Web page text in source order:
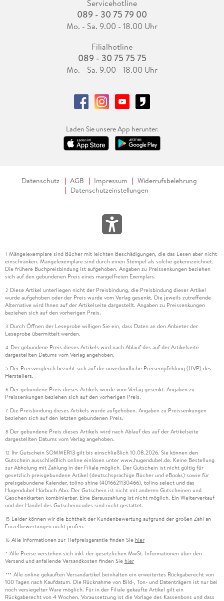
Servicehotline
089 - 30 75 79 00
Mo. - Sa. 9.00 - 18.00 Uhr
Filialhotline
089 - 30 75 75 75
Mo. - Sa. 9.00 - 18.00 Uhr
Laden Sie unsere App herunter.
Datenschutz AGB Impressum
Widerrufsbelehrung
Datenschutzeinstellungen
1 Mängelexemplare sind Bücher mit leichten Beschädigungen, die das Lesen aber nicht
einschränken. Mängelexemplare sind durch einen Stempel als solche gekennzeichnet.
Die frühere Buchpreisbindung ist aufgehoben. Angaben zu Preissenkungen beziehen
sich auf den gebundenen Preis eines mangelfreien Exemplars.
2 Diese Artikel unterliegen nicht der Preisbindung, die Preisbindung dieser Artikel
wurde aufgehoben oder der Preis wurde vom Verlag gesenkt. Die jeweils zutreffende
Alternative wird Ihnen auf der Artikelseite dargestellt. Angaben zu Preissenkungen
beziehen sich auf den vorherigen Preis.
3 Durch Öffnen der Leseprobe willigen Sie ein, dass Daten an den Anbieter der
Leseprobe übermittelt werden.
4 Der gebundene Preis dieses Artikels wird nach Ablauf des auf der Artikelseite
dargestellten Datums vom Verlag angehoben.
5 Der Preisvergleich bezieht sich auf die unverbindliche Preisempfehlung (UVP) des
Herstellers.
6 Der gebundene Preis dieses Artikels wurde vom Verlag gesenkt. Angaben zu
Preissenkungen beziehen sich auf den vorherigen Preis.
7 Die Preisbindung dieses Artikels wurde aufgehoben. Angaben zu Preissenkungen
beziehen sich auf den letzten gebundenen Preis.
8 Der gebundene Preis dieses Artikels wird nach Ablauf des auf der Artikelseite
dargestellten Datums vom Verlag angehoben.
12 Ihr Gutschein SOMMER13 gilt bis einschließlich 10.08.2026. Sie können den
Gutschein ausschließlich online einlösen unter www.hugendubel.de. Keine Bestellung
zur Abholung mit Zahlung in der Filiale möglich. Der Gutschein ist nicht gültig für
gesetzlich preisgebundene Artikel (deutschsprachige Bücher und eBooks) sowie für
preisgebundene Kalender, tolino shine (4016621130466), tolino select und das
Hugendubel Hörbuch Abo. Der Gutschein ist nicht mit anderen Gutscheinen und
Geschenkkarten kombinierbar. Eine Barauszahlung ist nicht möglich. Ein Weiterverkauf
und der Handel des Gutscheincodes sind nicht gestattet.
15 Leider können wir die Echtheit der Kundenbewertung aufgrund der großen Zahl an
Einzelbewertungen nicht prüfen.
16 Alle Informationen zur Tiefpreisgarantie finden Sie hier
* Alle Preise verstehen sich inkl. der gesetzlichen MwSt. Informationen über den
Versand und anfallende Versandkosten finden Sie hier
*** Alle online gekauften Versandartikel beinhalten ein erweitertes Rückgaberecht von
100 Tagen nach Kaufdatum. Die Rücknahme von Bild-, Ton- und Datenträgern ist nur bei
noch versiegelter Ware möglich. Für in der Filiale gekaufte Artikel gilt ein
Rückgaberecht von 4 Wochen. Voraussetzung ist die Vorlage des Kassenbons und dass